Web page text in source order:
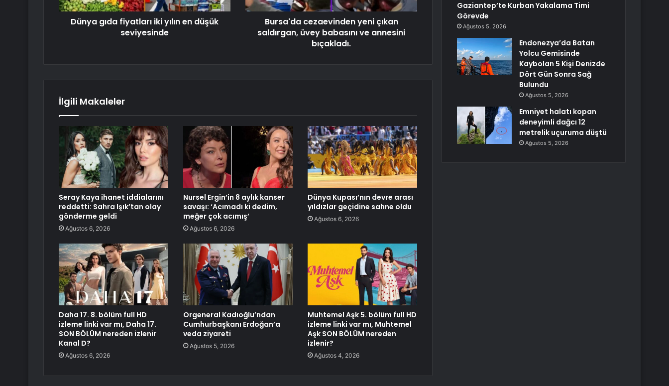
Dünya gıda fiyatları iki yılın en düşük
seviyesinde
Bursa'da cezaevinden yeni çıkan
saldırgan, üvey babasını ve annesini
bıçakladı.
İlgili Makaleler
Seray Kaya ihanet iddialarını
reddetti: Sahra Işık’tan olay
gönderme geldi
Ağustos 6, 2026
Nursel Ergin’in 8 aylık kanser
savaşı: ‘Acımadı ki dedim,
meğer çok acımış’
Ağustos 6, 2026
Dünya Kupası’nın devre arası
yıldızlar geçidine sahne oldu
Ağustos 6, 2026
Daha 17. 8. bölüm full HD
izleme linki var mı, Daha 17.
SON BÖLÜM nereden izlenir
Kanal D?
Ağustos 6, 2026
Orgeneral Kadıoğlu’ndan
Cumhurbaşkanı Erdoğan’a
veda ziyareti
Ağustos 5, 2026
Muhtemel Aşk 5. bölüm full HD
izleme linki var mı, Muhtemel
Aşk SON BÖLÜM nereden
izlenir?
Ağustos 4, 2026
Gaziantep’te Kurban Yakalama Timi
Görevde
Ağustos 5, 2026
Endonezya’da Batan
Yolcu Gemisinde
Kaybolan 5 Kişi Denizde
Dört Gün Sonra Sağ
Bulundu
Ağustos 5, 2026
Emniyet halatı kopan
deneyimli dağcı 12
metrelik uçuruma düştü
Ağustos 5, 2026